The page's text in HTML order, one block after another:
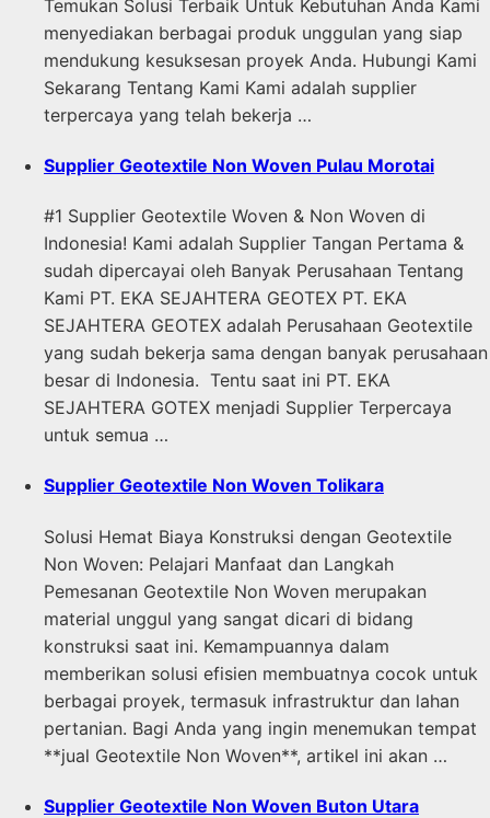
Temukan Solusi Terbaik Untuk Kebutuhan Anda Kami
menyediakan berbagai produk unggulan yang siap
mendukung kesuksesan proyek Anda. Hubungi Kami
Sekarang Tentang Kami Kami adalah supplier
terpercaya yang telah bekerja …
Supplier Geotextile Non Woven Pulau Morotai
#1 Supplier Geotextile Woven & Non Woven di
Indonesia! Kami adalah Supplier Tangan Pertama &
sudah dipercayai oleh Banyak Perusahaan Tentang
Kami PT. EKA SEJAHTERA GEOTEX PT. EKA
SEJAHTERA GEOTEX adalah Perusahaan Geotextile
yang sudah bekerja sama dengan banyak perusahaan
besar di Indonesia. Tentu saat ini PT. EKA
SEJAHTERA GOTEX menjadi Supplier Terpercaya
untuk semua …
Supplier Geotextile Non Woven Tolikara
Solusi Hemat Biaya Konstruksi dengan Geotextile
Non Woven: Pelajari Manfaat dan Langkah
Pemesanan Geotextile Non Woven merupakan
material unggul yang sangat dicari di bidang
konstruksi saat ini. Kemampuannya dalam
memberikan solusi efisien membuatnya cocok untuk
berbagai proyek, termasuk infrastruktur dan lahan
pertanian. Bagi Anda yang ingin menemukan tempat
**jual Geotextile Non Woven**, artikel ini akan …
Supplier Geotextile Non Woven Buton Utara